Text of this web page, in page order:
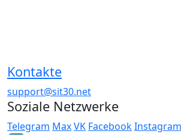
Kontakte
support@sit30.net
Soziale Netzwerke
Telegram MaxVK FacebookInstagram